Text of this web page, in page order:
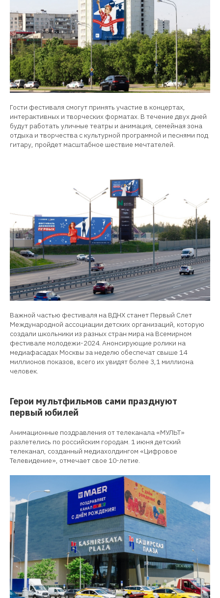
Гости фестиваля смогут принять участие в концертах,
интерактивных и творческих форматах. В течение двух дней
будут работать уличные театры и анимация, семейная зона
отдыха и творчества с культурной программой и песнями под
гитару, пройдет масштабное шествие мечтателей.
Важной частью фестиваля на ВДНХ станет Первый Слет
Международной ассоциации детских организаций, которую
создали школьники из разных стран мира на Всемирном
фестивале молодежи-2024. Анонсирующие ролики на
медиафасадах Москвы за неделю обеспечат свыше 14
миллионов показов, всего их увидят более 3,1 миллиона
человек.
Герои мультфильмов сами празднуют
первый юбилей
Анимационные поздравления от телеканала «МУЛЬТ»
разлетелись по российским городам. 1 июня детский
телеканал, созданный медиахолдингом «Цифровое
Телевидение», отмечает свое 10-летие.